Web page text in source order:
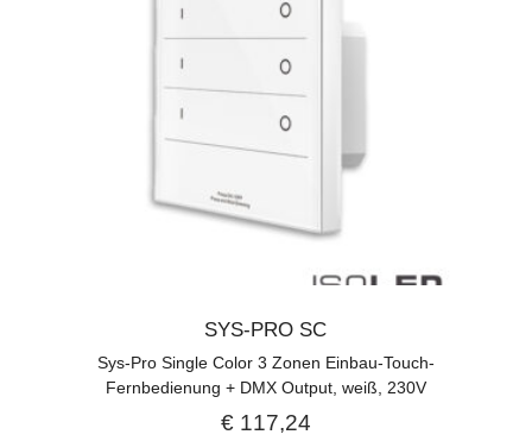
SYS-PRO SC
Sys-Pro Single Color 3 Zonen Einbau-Touch-
Fernbedienung + DMX Output, weiß, 230V
€117,24